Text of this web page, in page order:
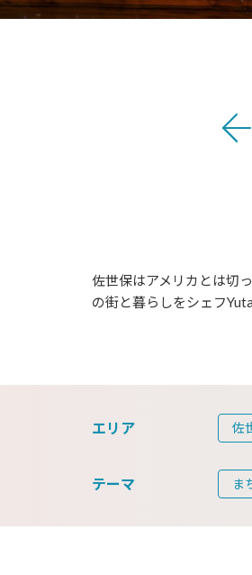
佐世保はアメリカとは切
の街と暮らしをシェフ
エリア 佐
テーマ ま